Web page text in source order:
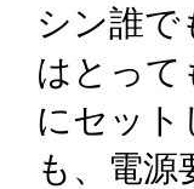
シン誰で
はとって
にセット
も、電